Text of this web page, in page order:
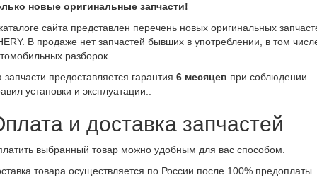
новые оригинальные запчасти!
сайта представлен перечень новых оригинальных
В продаже нет запчастей бывших в употреблении, в том
разборок.
запчасти предоставляется гарантия 6 месяцев при соблюдении
установки и эксплуатации..
и доставка запчастей
выбранный товар можно удобным для вас способом.
товара осуществляется по России после 100% предоплаты.